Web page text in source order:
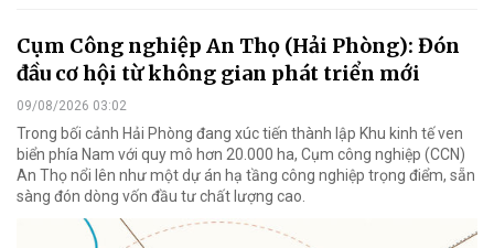
Cụm Công nghiệp An Thọ (Hải Phòng): Đón
đầu cơ hội từ không gian phát triển mới
09/08/2026 03:02
Trong bối cảnh Hải Phòng đang xúc tiến thành lập Khu kinh tế ven
biển phía Nam với quy mô hơn 20.000 ha, Cụm công nghiệp (CCN)
An Thọ nổi lên như một dự án hạ tầng công nghiệp trọng điểm, sẵn
sàng đón dòng vốn đầu tư chất lượng cao.